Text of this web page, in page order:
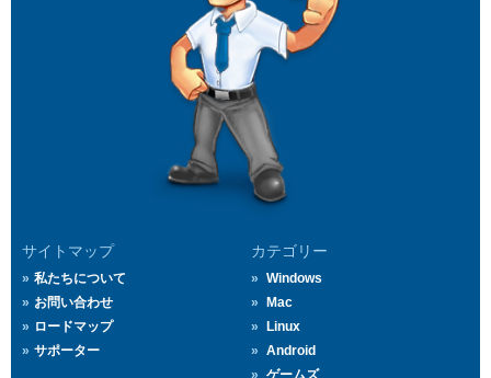
サイトマップ
私たちについて
お問い合わせ
ロードマップ
サポーター
カテゴリー
Windows
Mac
Linux
Android
ゲームズ